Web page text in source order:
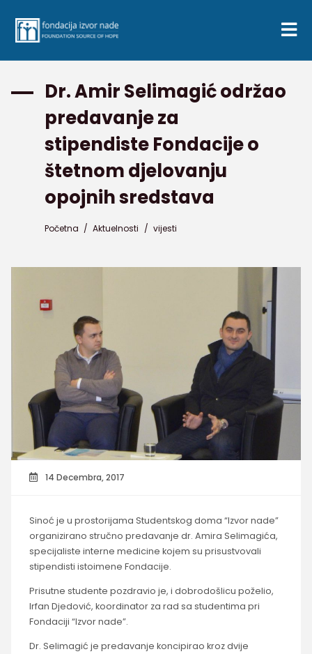
Dr. Amir Selimagić održao
predavanje za
stipendiste Fondacije o
štetnom djelovanju
opojnih sredstava
Početna / Aktuelnosti / vijesti
14 Decembra, 2017
Sinoć je u prostorijama Studentskog doma “Izvor nade”
organizirano stručno predavanje dr. Amira Selimagića,
specijaliste interne medicine kojem su prisustvovali
stipendisti istoimene Fondacije.
Prisutne studente pozdravio je, i dobrodošlicu poželio,
Irfan Djedović, koordinator za rad sa studentima pri
Fondaciji “Izvor nade”.
Dr. Selimagić je predavanje koncipirao kroz dvije